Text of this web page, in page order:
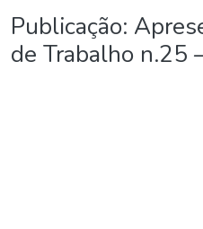
Publicação:
de Trabalho n.25